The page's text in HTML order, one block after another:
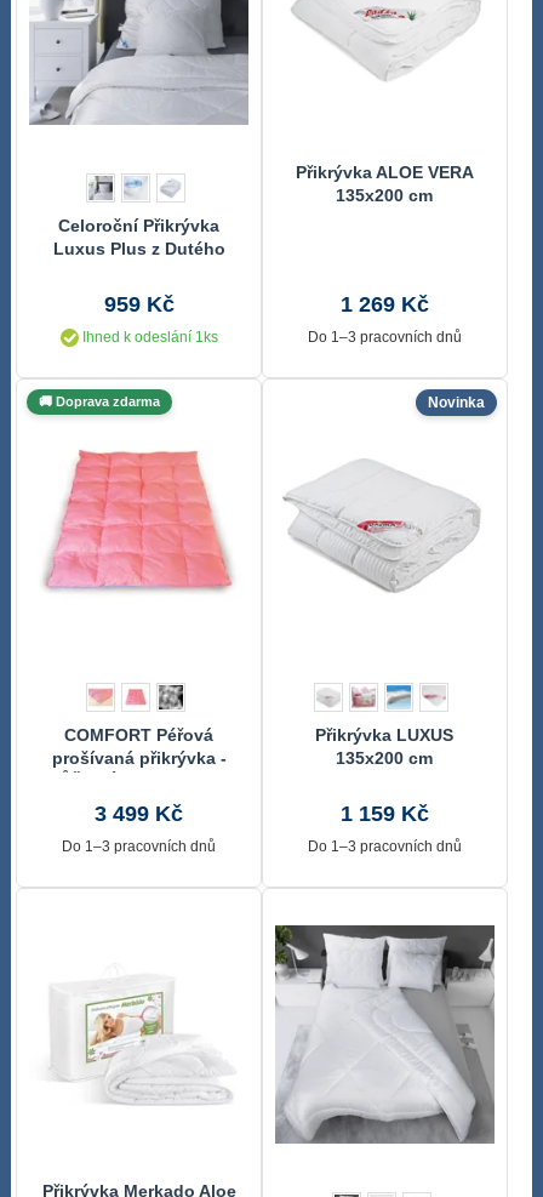
Celoroční Přikrývka
Luxus Plus z Dutého
959 Kč
Ihned k odeslání 1ks
Přikrývka ALOE VERA
135x200 cm
1 269 Kč
Do 1–3 pracovních dnů
🚚 Doprava zdarma
COMFORT Péřová
prošívaná přikrývka -
3 499 Kč
Do 1–3 pracovních dnů
Přikrývka LUXUS
135x200 cm
Novinka
1 159 Kč
Do 1–3 pracovních dnů
Přikrývka Merkado Aloe